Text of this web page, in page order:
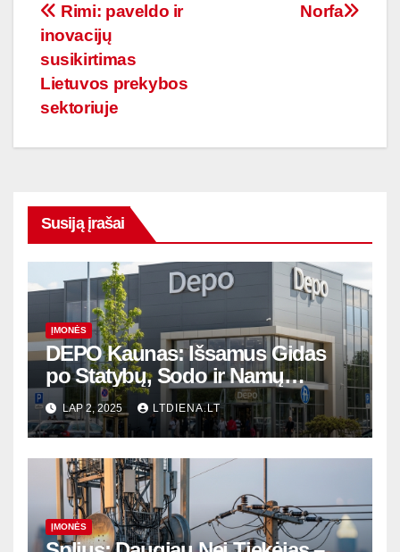
Navigacija
tarp
įrašų
Norfa
Rimi: paveldo ir
inovacijų
susikirtimas
Lietuvos prekybos
sektoriuje
Susiją įrašai
ĮMONĖS
DEPO Kaunas: Išsamus Gidas
po Statybų, Sodo ir Namų
Pasaulį
LAP 2, 2025 LTDIENA.LT
ĮMONĖS